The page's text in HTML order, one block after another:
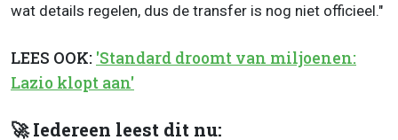
wat details regelen, dus de transfer is nog niet officieel."
LEES OOK: 'Standard droomt van miljoenen:
Lazio klopt aan'
🚀 Iedereen leest dit nu: